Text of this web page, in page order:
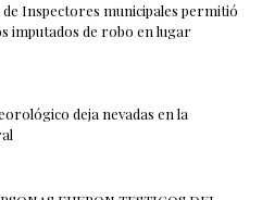
Inspectores municipales permitió
imputados de robo en lugar
deja nevadas en la